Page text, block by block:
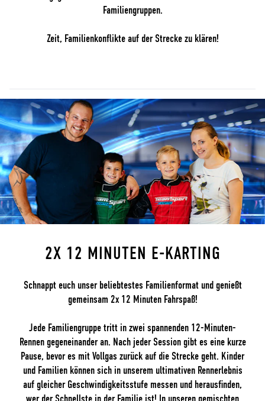
Familiengruppen.
Zeit, Familienkonflikte auf der Strecke zu klären!
2X 12 MINUTEN E-KARTING
Schnappt euch unser beliebtestes Familienformat und genießt
gemeinsam 2x 12 Minuten Fahrspaß!
Jede Familiengruppe tritt in zwei spannenden 12-Minuten-
Rennen gegeneinander an. Nach jeder Session gibt es eine kurze
Pause, bevor es mit Vollgas zurück auf die Strecke geht. Kinder
und Familien können sich in unserem ultimativen Rennerlebnis
auf gleicher Geschwindigkeitsstufe messen und herausfinden,